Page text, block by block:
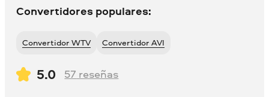
Convertidores populares:
Convertidor WTV Convertidor AVI
5.0 57 reseñas